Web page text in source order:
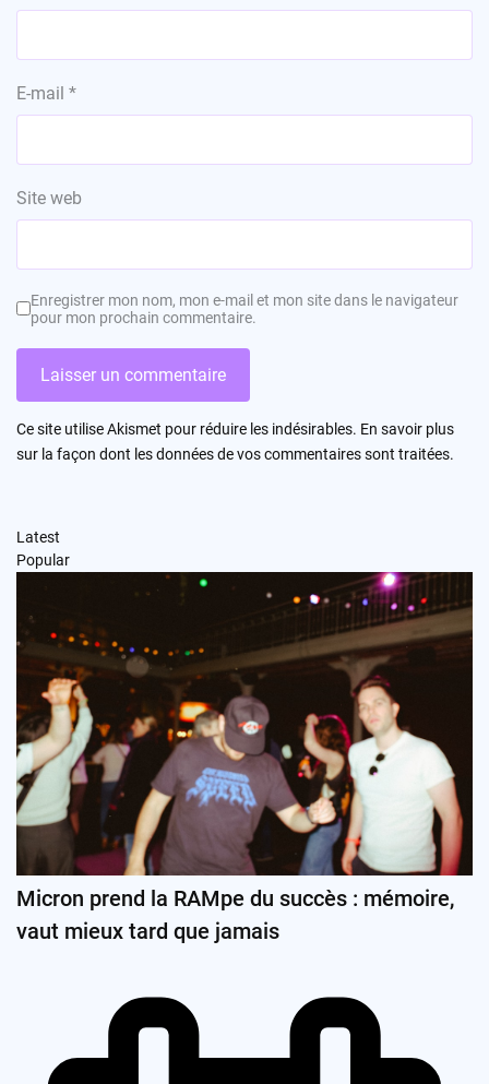
E-mail *
Site web
Enregistrer mon nom, mon e-mail et mon site dans le navigateur
pour mon prochain commentaire.
Ce site utilise Akismet pour réduire les indésirables. En savoir plus
sur la façon dont les données de vos commentaires sont traitées.
Latest
Popular
Micron prend la RAMpe du succès : mémoire,
vaut mieux tard que jamais